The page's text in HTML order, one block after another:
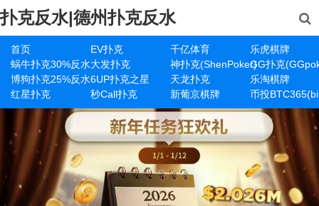
扑克反水|德州扑克反水
首页 EV扑克 千亿体育
乐虎棋牌
蜗牛扑克30%反水大发扑克 神扑克(ShenPoker)GG扑克
博狗扑克25%反水6UP扑克之星 天龙扑克
乐淘棋牌
红星扑克
秒Call扑克 新葡京棋牌 币投